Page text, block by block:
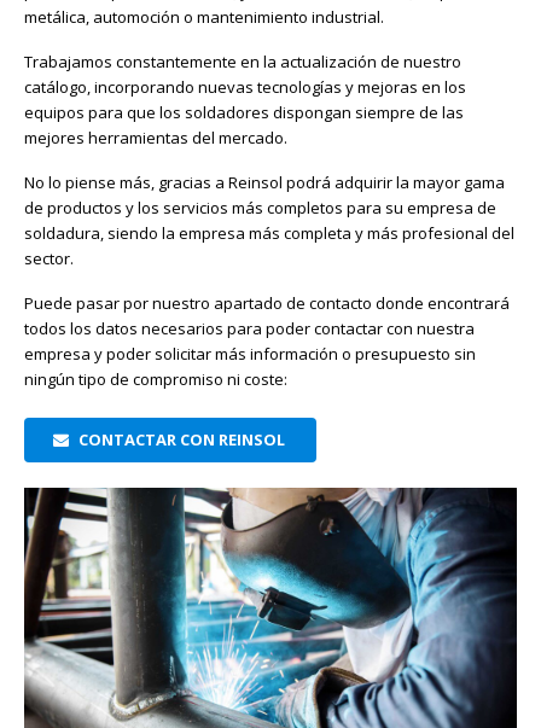
metálica, automoción o mantenimiento industrial.
Trabajamos constantemente en la actualización de nuestro
catálogo, incorporando nuevas tecnologías y mejoras en los
equipos para que los soldadores dispongan siempre de las
mejores herramientas del mercado.
No lo piense más, gracias a Reinsol podrá adquirir la mayor gama
de productos y los servicios más completos para su empresa de
soldadura, siendo la empresa más completa y más profesional del
sector.
Puede pasar por nuestro apartado de contacto donde encontrará
todos los datos necesarios para poder contactar con nuestra
empresa y poder solicitar más información o presupuesto sin
ningún tipo de compromiso ni coste:
CONTACTAR CON REINSOL